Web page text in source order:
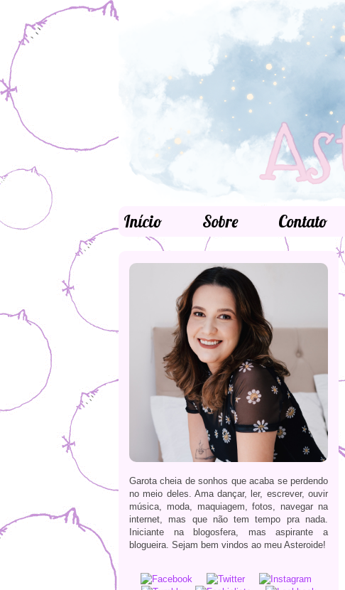
Início Sobre Contato
Garota cheia de sonhos que acaba se perdendo
no meio deles. Ama dançar, ler, escrever, ouvir
música, moda, maquiagem, fotos, navegar na
internet, mas que não tem tempo pra nada.
Iniciante na blogosfera, mas aspirante a
blogueira. Sejam bem vindos ao meu Asteroide!